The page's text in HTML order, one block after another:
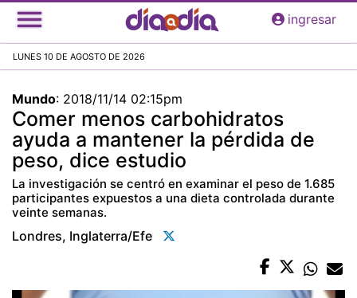
Pasar
al
principal
ingresar
LUNES 10 DE AGOSTO DE 2026
Mundo: 2018/11/14 02:15pm
Comer menos carbohidratos
ayuda a mantener la pérdida de
peso, dice estudio
La investigación se centró en examinar el peso de 1.685
participantes expuestos a una dieta controlada durante
veinte semanas.
Londres, Inglaterra/efe